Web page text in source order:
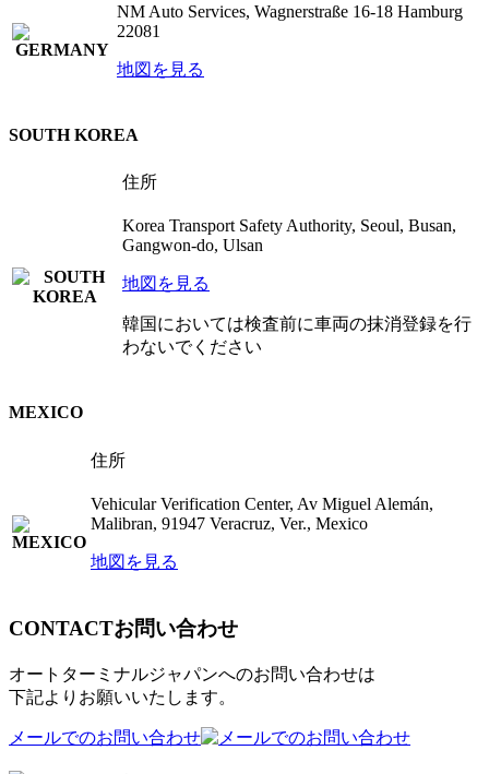
NM Auto Services, Wagnerstraße 16-18 Hamburg
22081
地図を見る
SOUTH KOREA
住所
Korea Transport Safety Authority, Seoul, Busan,
Gangwon-do, Ulsan
地図を見る
韓国においては検査前に車両の抹消登録を行
わないでください
MEXICO
住所
Vehicular Verification Center, Av Miguel Alemán,
Malibran, 91947 Veracruz, Ver., Mexico
地図を見る
CONTACTお問い合わせ
オートターミナルジャパンへのお問い合わせは
下記よりお願いいたします。
メールでのお問い合わせ